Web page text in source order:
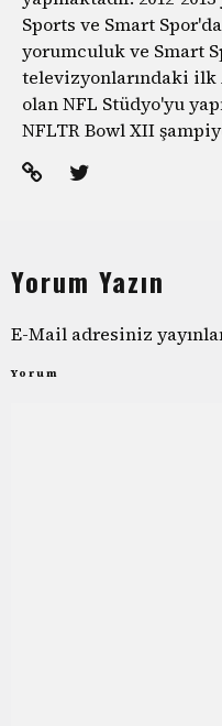
Sports ve Smart
yorumculuk ve Smart
televizyonlarındaki ilk
olan NFL Stüdyo'yu
NFLTR Bowl XII
Yorum Yazın
E-Mail adresiniz
Yorum